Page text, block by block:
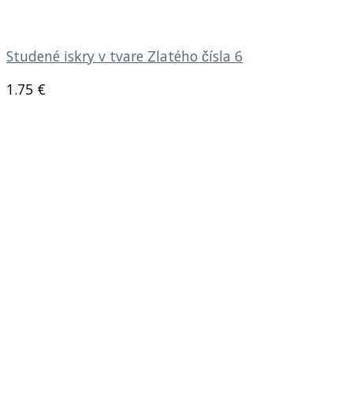
Studené iskry v tvare Zlatého čísla 6
1.75 €